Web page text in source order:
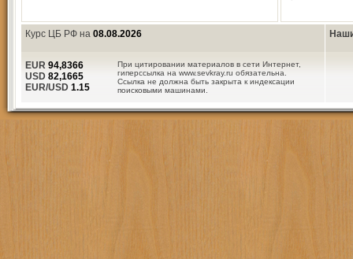
Курс ЦБ РФ на 08.08.2026
При цитировании материалов в сети Интернет,
гиперссылка на www.sevkray.ru обязательна.
Ссылка не должна быть закрыта к индексации
поисковыми машинами.
EUR 94,8366
USD 82,1665
EUR/USD 1.15